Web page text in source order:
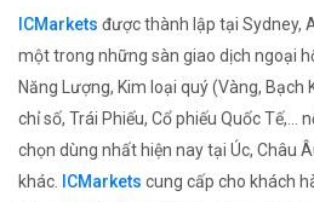
ICMarkets được thành lập tại Sydney,
một trong những sàn giao dịch ngoại
Năng Lượng, Kim loại quý (Vàng, Bạch
chỉ số, Trái Phiếu, Cổ phiếu Quốc Tế,...
chọn dùng nhất hiện nay tại Úc, Châu
khác. ICMarkets cung cấp cho khách